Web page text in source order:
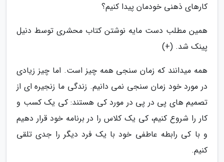
کارهای ذهنی خودمان پیدا کنیم؟
همین مطلب دست مایه نوشتن کتاب محشری توسط دنیل
پینک شد. (+)
همه میدانند که زمان سنجی همه چیز است. اما چیز زیادی
در مورد خود زمان سنجی نمی دانیم. زندگی ما زنجیره ای از
تصمیم های پی در پی در مورد کی هستند: کی یک کسب و
کار را شروع کنیم، کی یک کلاس را در برنامه خود قرار دهیم
و با کی رابطه عاطفی خود با یک فرد دیگر را جدی تلقی
کنیم.